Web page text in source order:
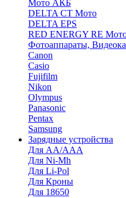
Мото АКБ
DELTA CT Мото
DELTA EPS
RED ENERGY RE
Фотоаппараты,
Canon
Casio
Fujifilm
Nikon
Olympus
Panasonic
Pentax
Samsung
Зарядные устройства
Для AA/AAA
Для Ni-Mh
Для Li-Pol
Для Кроны
Для 18650